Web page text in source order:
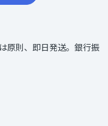
原則、即日発送。銀行振